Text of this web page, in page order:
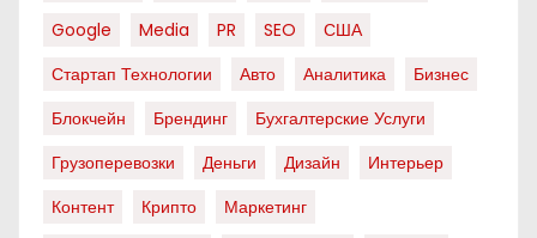
Google
Media PR SEO
США
Стартап Технологии
Авто Аналитика
Бизнес
Блокчейн
Брендинг
Бухгалтерские Услуги
Грузоперевозки
Деньги Дизайн
Интерьер
Контент
Крипто
Маркетинг